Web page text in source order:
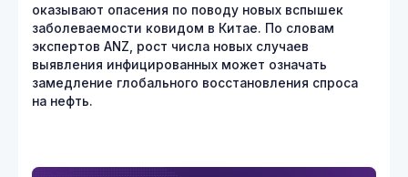
оказывают опасения по поводу новых вспышек
заболеваемости ковидом в Китае. По словам
экспертов ANZ, рост числа новых случаев
выявления инфицированных может означать
замедление глобального восстановления спроса
на нефть.